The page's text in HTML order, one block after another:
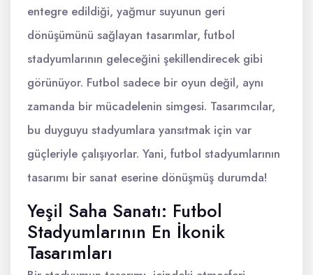
entegre edildiği, yağmur suyunun geri
dönüşümünü sağlayan tasarımlar, futbol
stadyumlarının geleceğini şekillendirecek gibi
görünüyor. Futbol sadece bir oyun değil, aynı
zamanda bir mücadelenin simgesi. Tasarımcılar,
bu duyguyu stadyumlara yansıtmak için var
güçleriyle çalışıyorlar. Yani, futbol stadyumlarının
tasarımı bir sanat eserine dönüşmüş durumda!
Yeşil Saha Sanatı: Futbol
Stadyumlarının En İkonik
Tasarımları